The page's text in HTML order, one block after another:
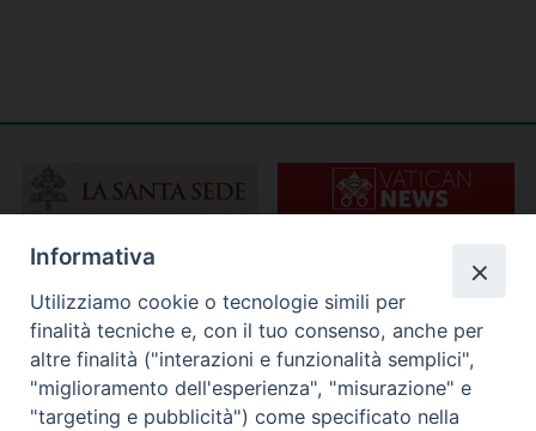
Informativa
Utilizziamo cookie o tecnologie simili per
finalità tecniche e, con il tuo consenso, anche per
altre finalità ("interazioni e funzionalità semplici",
"miglioramento dell'esperienza", "misurazione" e
"targeting e pubblicità") come specificato nella